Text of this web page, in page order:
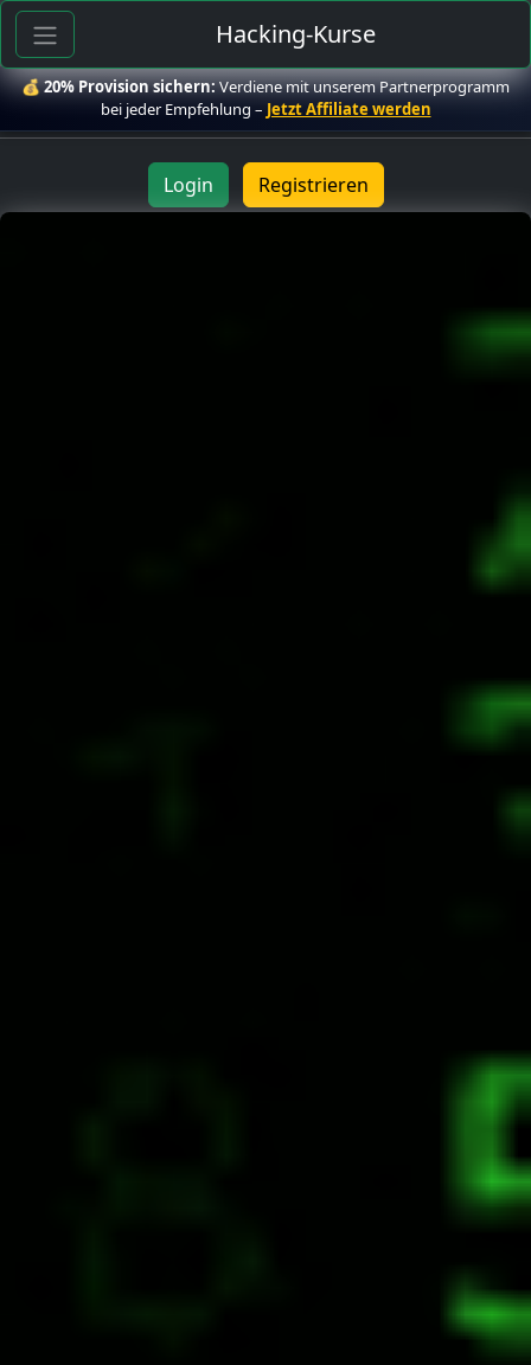
Hacking-Kurse
💰20% Provision sichern:Verdiene mit unserem Partnerprogramm
bei jeder Empfehlung – Jetzt Affiliate werden
Login Registrieren